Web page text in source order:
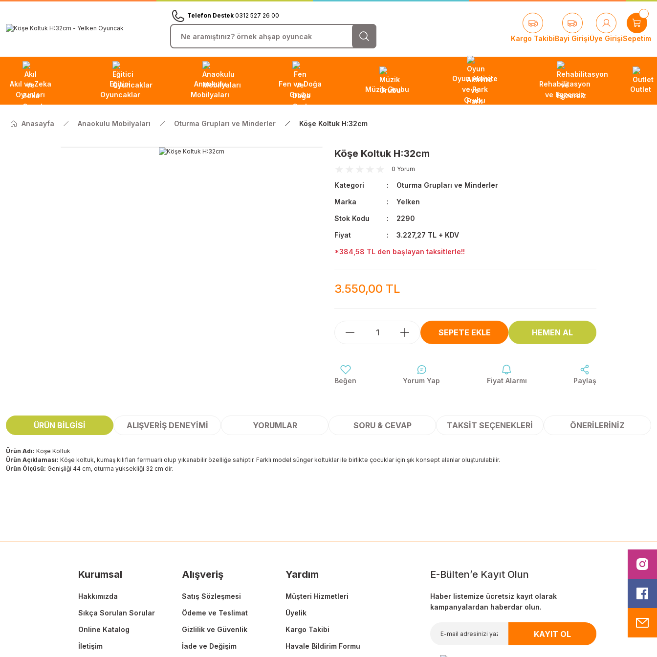
Telefon Destek 0312 527 26 00
Kargo TakibiBayi GirişiÜye GirişiSepetim
Akıl ve Zeka
Oyunları
Eğitici
Oyuncaklar
Anaokulu
Mobilyaları
Fen ve Doğa
Grubu
Müzik Grubu
Oyun Aktivite
ve Park
Grubu
Rehabilitasyon
ve Egzersiz
Outlet
Anasayfa Anaokulu Mobilyaları Oturma Grupları ve Minderler Köşe Koltuk H:32cm
Köşe Koltuk H:32cm
0 Yorum
Kategori
Oturma Grupları ve Minderler
Marka
Yelken
Stok Kodu
2290
Fiyat
3.227,27 TL + KDV
*384,58 TL den başlayan taksitlerle!!
3.550,00 TL
SEPETE EKLE HEMEN AL
Yorum Yap Fiyat Alarmı Paylaş
ÜRÜN BILGISI ALIŞVERIŞ DENEYIMI YORUMLAR SORU & CEVAP TAKSIT SEÇENEKLERI ÖNERILERINIZ
Ürün Adı: Köşe Koltuk
Ürün Açıklaması: Köşe koltuk, kumaş kılıfları fermuarlı olup yıkanabilir özelliğe sahiptir. Farklı model sünger koltuklar ile birlikte çocuklar için şık konsept alanlar oluşturulabilir.
Ürün Ölçüsü: Genişliği 44 cm, oturma yüksekliği 32 cm dir.
Bu ürüne benzer farklı alternatifler olmalı.
Gönder
Kurumsal
Hakkımızda
Sıkça Sorulan Sorular
Online Katalog
İletişim
Alışveriş
Satış Sözleşmesi
Ödeme ve Teslimat
Gizlilik ve Güvenlik
İade ve Değişim
Yardım
Müşteri Hizmetleri
Üyelik
Kargo Takibi
Havale Bildirim Formu
E-Bülten’e Kayıt Olun
Haber listemize ücretsiz kayıt olarak
kampanyalardan haberdar olun.
KAYIT OL